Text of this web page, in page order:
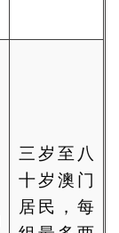
三岁至八
十岁澳门
居民，每